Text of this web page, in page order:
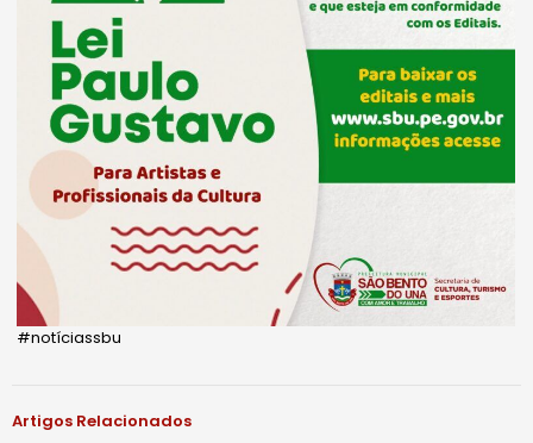
#notíciassbu
Artigos Relacionados